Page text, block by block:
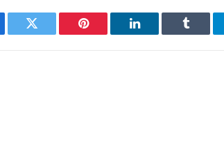
Twitter Pinterest LinkedIn Tumblr